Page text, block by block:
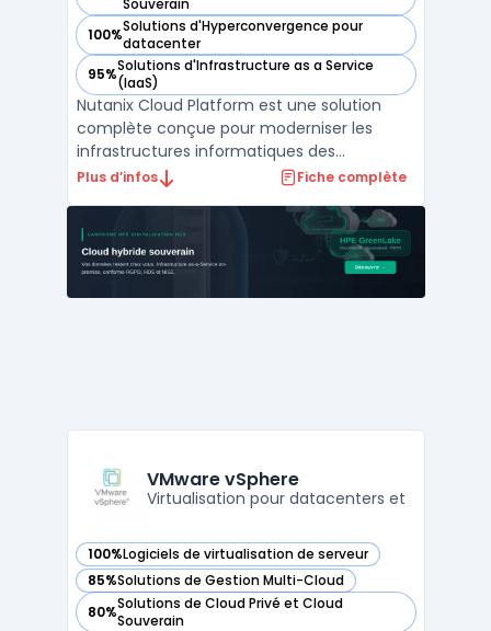
Souverain
100%Solutions d'Hyperconvergence pour
datacenter
— voir Nutanix Cloud Platform dans cette catégorie
95%Solutions d'Infrastructure as a Service
(IaaS)
— voir Nutanix Cloud Platform dans cette catégorie
Nutanix Cloud Platform est une solution
complète conçue pour moderniser les
infrastructures informatiques des
entreprises en intégrant des services de
mise en réseau dans une plateforme
unifiée. La plateforme prend en charge les
Plus d’infos Fiche complète
VMware vSphere
Virtualisation pour datacenters et
100%Logiciels de virtualisation de serveur
— voir VMware vSphere dans cette catégorie
85%Solutions de Gestion Multi-Cloud
— voir VMware vSphere dans cette catégorie
80%Solutions de Cloud Privé et Cloud
Souverain
— voir VMware vSphere dans cette catégorie